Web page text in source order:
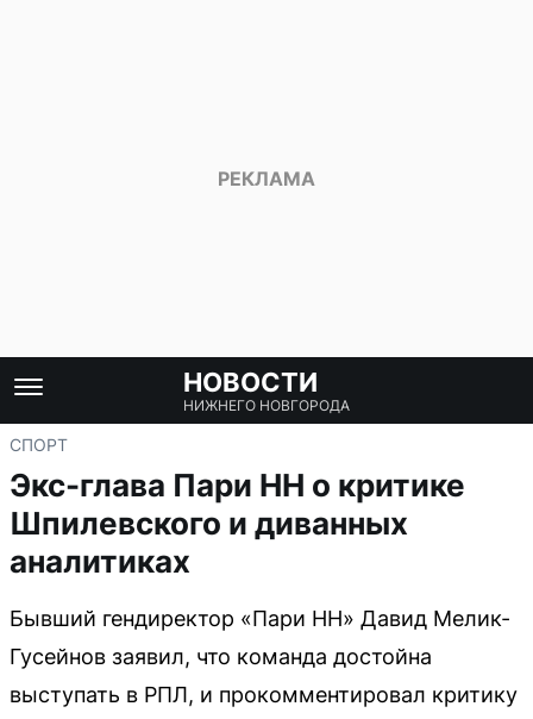
НОВОСТИ
НИЖНЕГО НОВГОРОДА
СПОРТ
Экс-глава Пари НН о критике
Шпилевского и диванных
аналитиках
Бывший гендиректор «Пари НН» Давид Мелик-
Гусейнов заявил, что команда достойна
выступать в РПЛ, и прокомментировал критику